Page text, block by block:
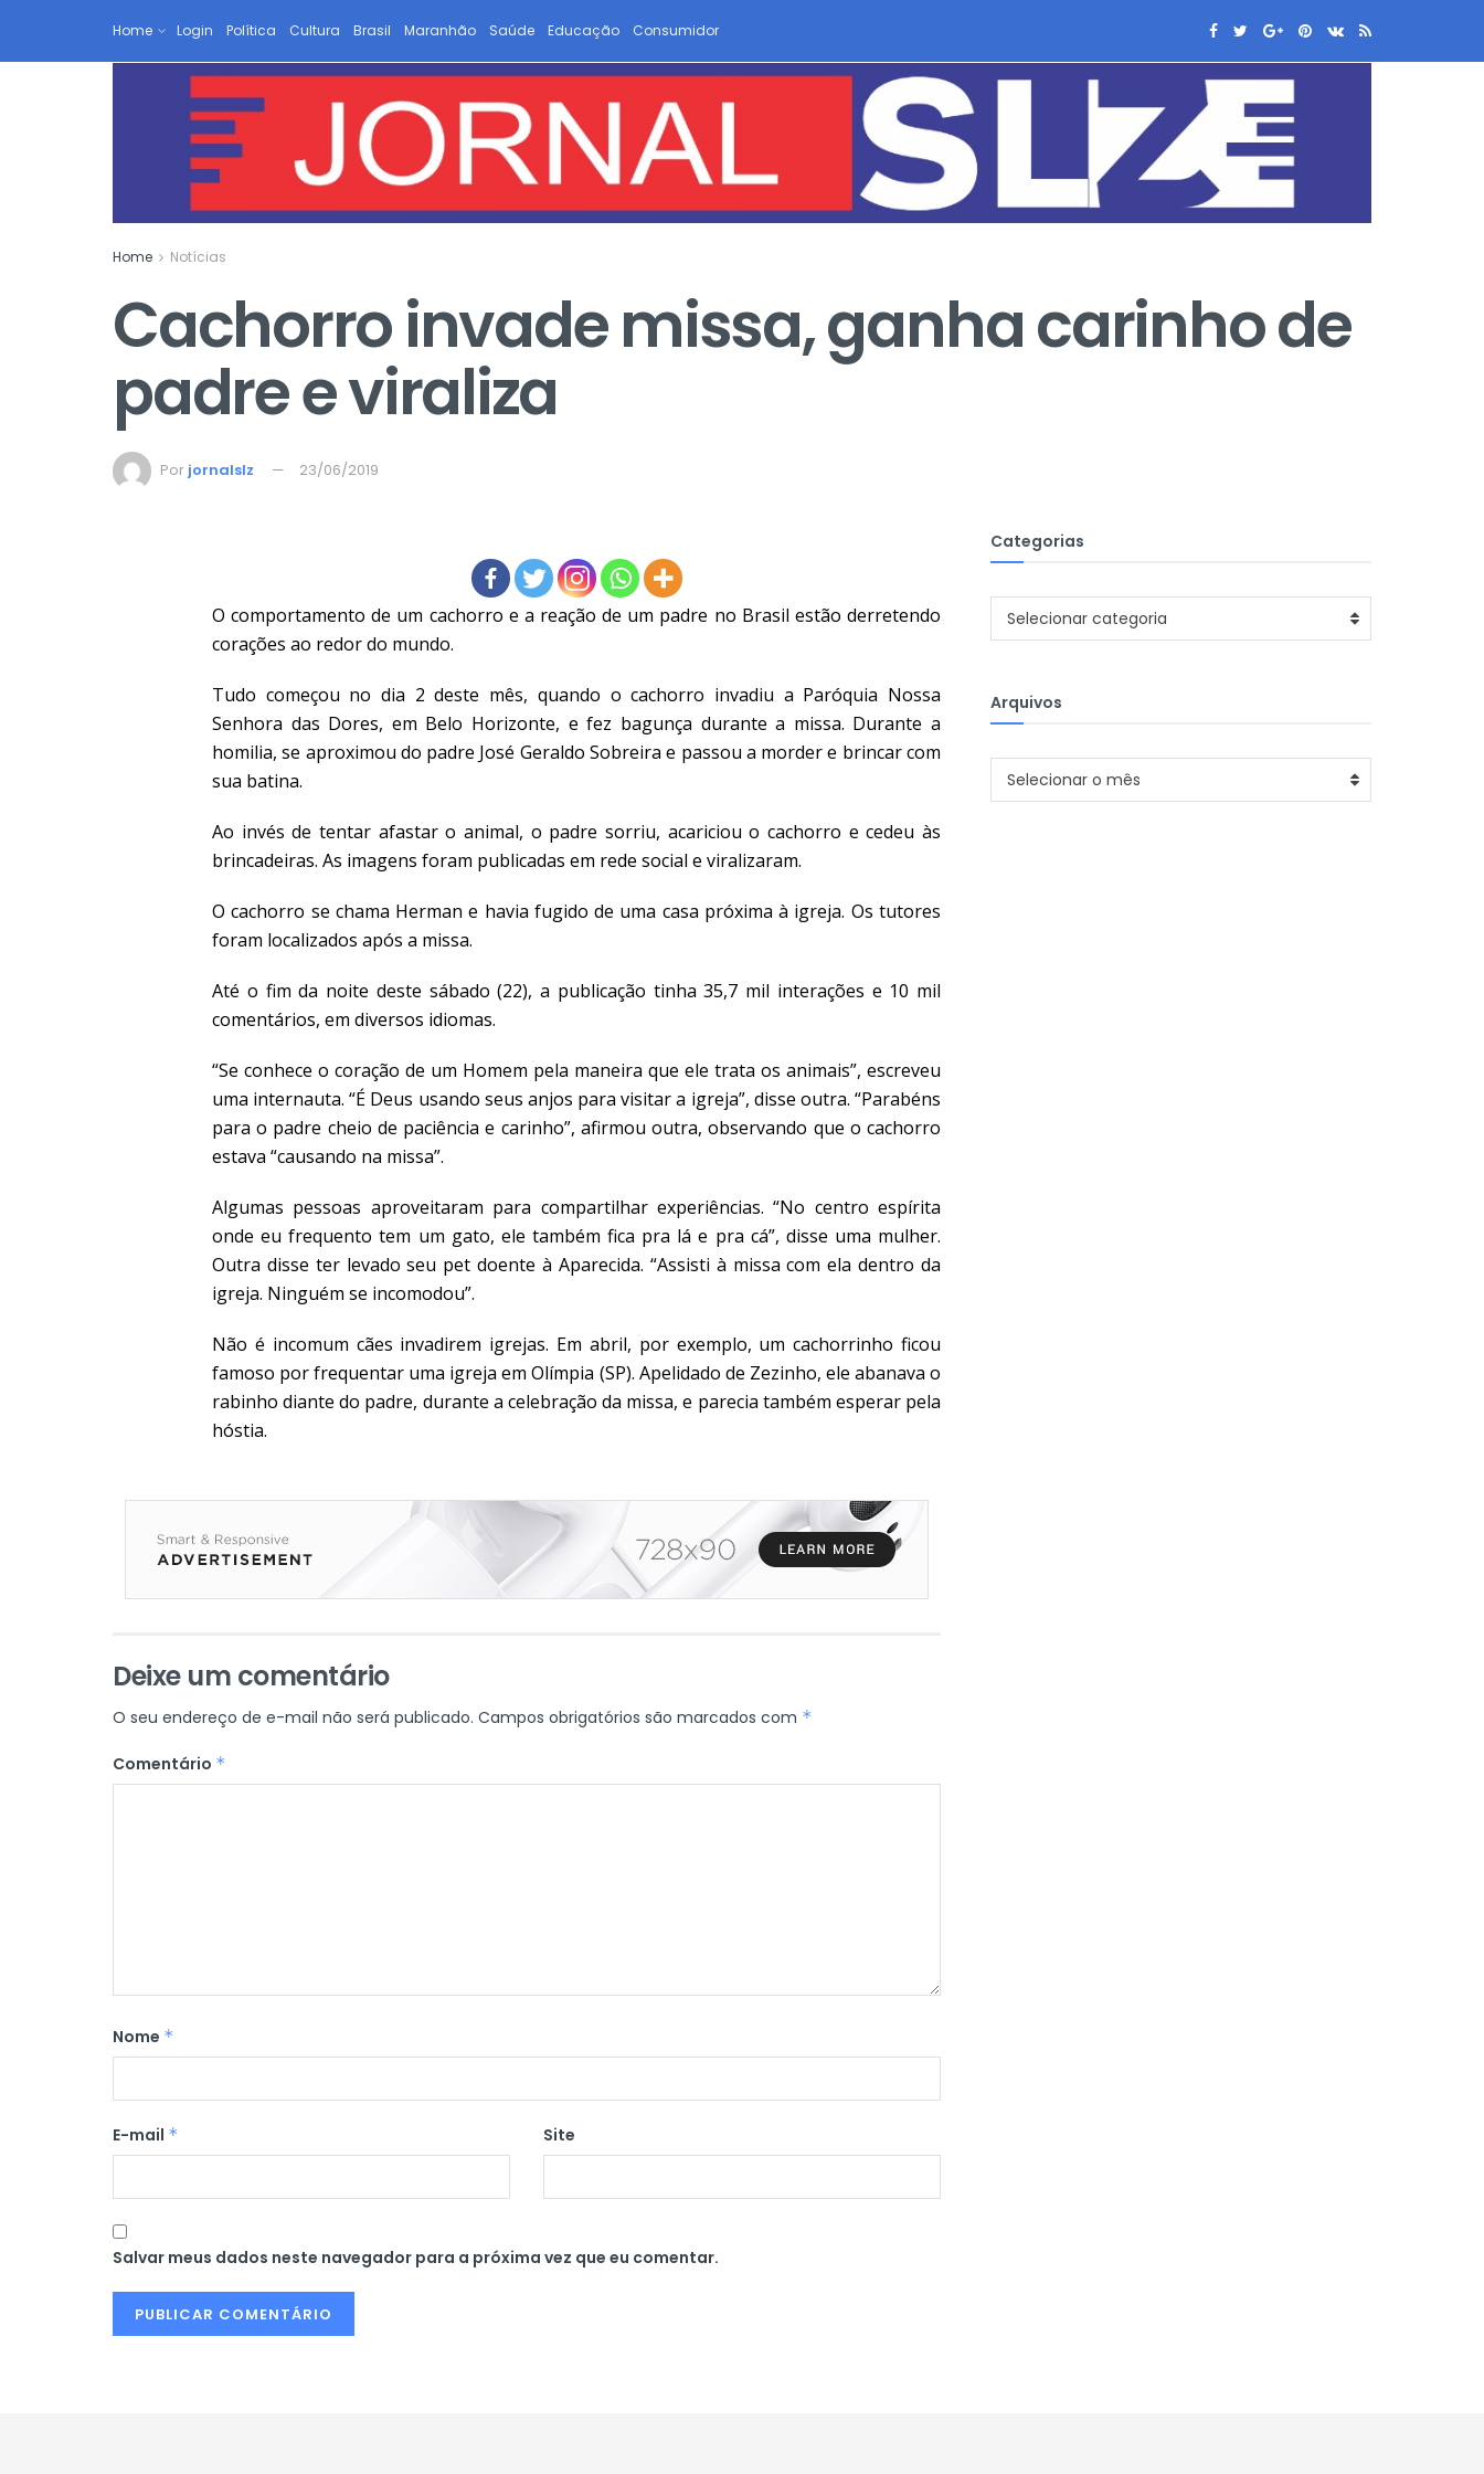
Home Login Política Cultura Brasil Maranhão Saúde Educação Consumidor
Home Notícias
Cachorro invade missa, ganha carinho de
padre e viraliza
Por jornalslz 23/06/2019
O comportamento de um cachorro e a reação de um padre no Brasil estão derretendo
corações ao redor do mundo.
Tudo começou no dia 2 deste mês, quando o cachorro invadiu a Paróquia Nossa
Senhora das Dores, em Belo Horizonte, e fez bagunça durante a missa. Durante a
homilia, se aproximou do padre José Geraldo Sobreira e passou a morder e brincar com
sua batina.
Ao invés de tentar afastar o animal, o padre sorriu, acariciou o cachorro e cedeu às
brincadeiras. As imagens foram publicadas em rede social e viralizaram.
O cachorro se chama Herman e havia fugido de uma casa próxima à igreja. Os tutores
foram localizados após a missa.
Até o fim da noite deste sábado (22), a publicação tinha 35,7 mil interações e 10 mil
comentários, em diversos idiomas.
“Se conhece o coração de um Homem pela maneira que ele trata os animais”, escreveu
uma internauta. “É Deus usando seus anjos para visitar a igreja”, disse outra. “Parabéns
para o padre cheio de paciência e carinho”, afirmou outra, observando que o cachorro
estava “causando na missa”.
Algumas pessoas aproveitaram para compartilhar experiências. “No centro espírita
onde eu frequento tem um gato, ele também fica pra lá e pra cá”, disse uma mulher.
Outra disse ter levado seu pet doente à Aparecida. “Assisti à missa com ela dentro da
igreja. Ninguém se incomodou”.
Não é incomum cães invadirem igrejas. Em abril, por exemplo, um cachorrinho ficou
famoso por frequentar uma igreja em Olímpia (SP). Apelidado de Zezinho, ele abanava o
rabinho diante do padre, durante a celebração da missa, e parecia também esperar pela
hóstia.
Deixe um comentário
O seu endereço de e-mail não será publicado. Campos obrigatórios são marcados com *
Comentário *
Nome *
E-mail * Site
Salvar meus dados neste navegador para a próxima vez que eu comentar.
Categorias
Categorias
Selecionar categoria
Arquivos
Arquivos
Selecionar o mês